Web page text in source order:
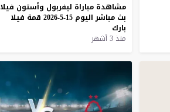
مشاهدة مباراة ليفربول وأستون فيلا
بث مباشر اليوم 15-5-2026 قمة فيلا
بارك
منذ 3 أشهر